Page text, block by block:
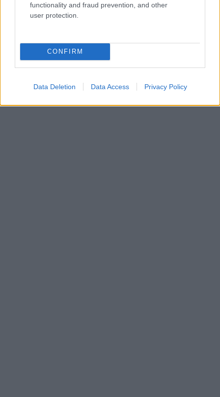
functionality and fraud prevention, and other
user protection.
CONFIRM
Data Deletion Data Access Privacy Policy
Ακολουθήστε μας στοGoogle News
και μάθετε πρώτοι όλες τις ειδήσεις!